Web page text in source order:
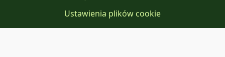
Ustawienia plików cookie